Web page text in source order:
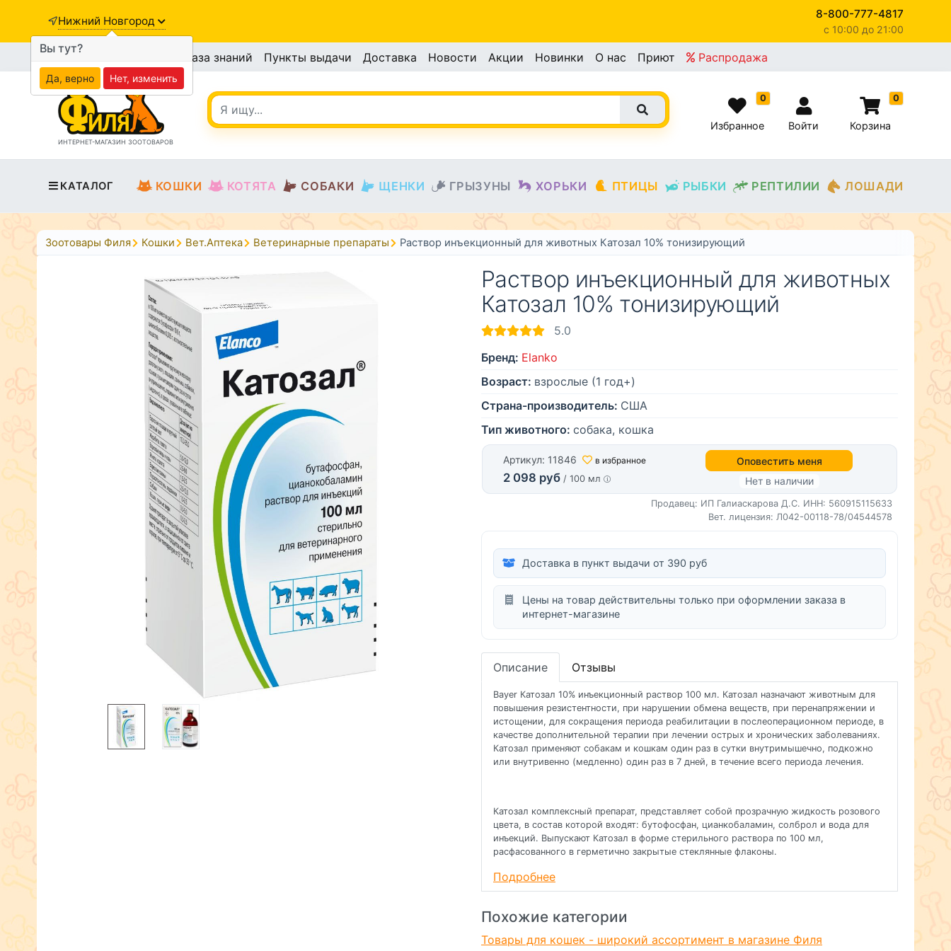
Нижний Новгород
8-800-777-4817
c 10:00 до 21:00
База знаний Пункты выдачи Доставка Новости Акции Новинки О нас Приют Распродажа
ИНТЕРНЕТ-МАГАЗИН ЗООТОВАРОВ
0
Избранное Войти
0
Корзина
КАТАЛОГ КОШКИ КОТЯТА СОБАКИ ЩЕНКИ ГРЫЗУНЫ ХОРЬКИ ПТИЦЫ РЫБКИ РЕПТИЛИИ ЛОШАДИ
Зоотовары Филя Кошки Вет.Аптека Ветеринарные препараты Раствор инъекционный для животных Катозал 10% тонизирующий
Раствор инъекционный для животных
Катозал 10% тонизирующий
5.0
Бренд: Elanko
Возраст: взрослые (1 год+)
Страна-производитель: США
Тип животного: собака, кошка
Артикул: 11846 в избранное
2 098 руб / 100 мл
Оповестить меня
Нет в наличии
Продавец: ИП Галиаскарова Д.С. ИНН: 560915115633
Вет. лицензия: Л042-00118-78/04544578
Доставка в пункт выдачи от 390 руб
Цены на товар действительны только при оформлении заказа в
интернет-магазине
Описание Отзывы
Bayer Катозал 10% инъекционный раствор 100 мл. Катозал назначают животным для
повышения резистентности, при нарушении обмена веществ, при перенапряжении и
истощении, для сокращения периода реабилитации в послеоперационном периоде, в
качестве дополнительной терапии при лечении острых и хронических заболеваниях.
Катозал применяют собакам и кошкам один раз в сутки внутримышечно, подкожно
или внутривенно (медленно) один раз в 7 дней, в течение всего периода лечения.
Катозал комплексный препарат, представляет собой прозрачную жидкость розового
цвета, в состав которой входят: бутофосфан, цианкобаламин, солброл и вода для
инъекций. Выпускают Катозал в форме стерильного раствора по 100 мл,
расфасованного в герметично закрытые стеклянные флаконы.
Порядок применения и дозы
в послеоперационном периоде, в качестве дополнительной терапии при лечении
острых и хронических заболеваниях.
Подробнее
Похожие категории
Товары для кошек - широкий ассортимент в магазине Филя
Вы тут?
Да, верно Нет, изменить